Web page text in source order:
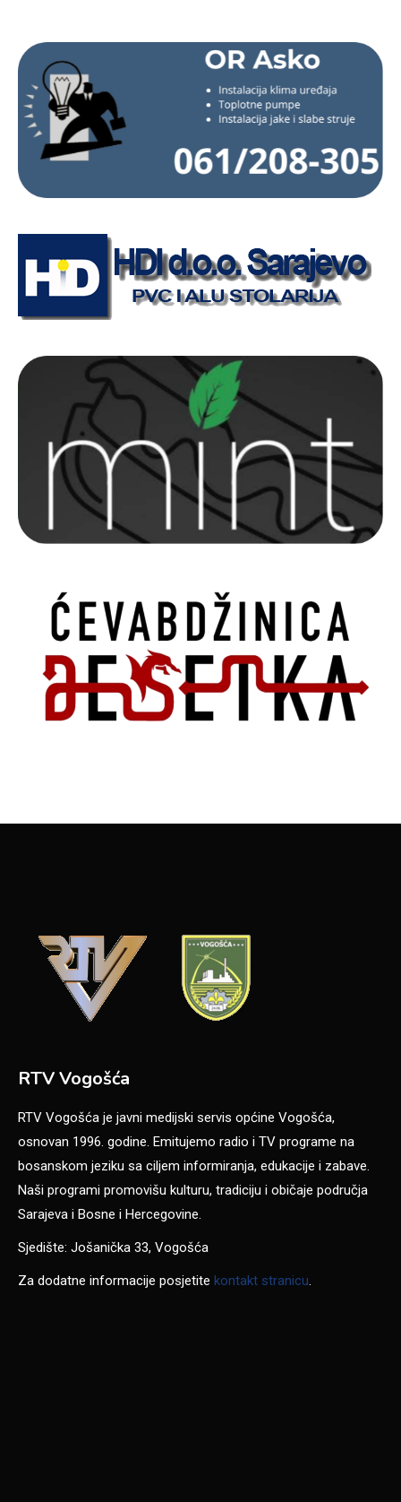
RTV Vogošća
RTV Vogošća je javni medijski servis općine Vogošća,
osnovan 1996. godine. Emitujemo radio i TV programe na
bosanskom jeziku sa ciljem informiranja, edukacije i zabave.
Naši programi promovišu kulturu, tradiciju i običaje područja
Sarajeva i Bosne i Hercegovine.
Sjedište: Jošanička 33, Vogošća
Za dodatne informacije posjetite kontakt stranicu